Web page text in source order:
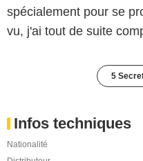
spécialement pour se
vu, j'ai tout de suite
5
Infos techniques
Nationalité